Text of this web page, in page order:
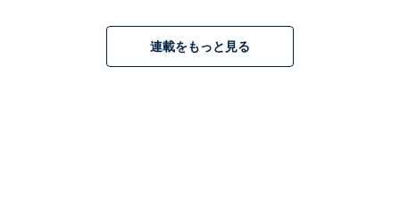
連載をもっと見る